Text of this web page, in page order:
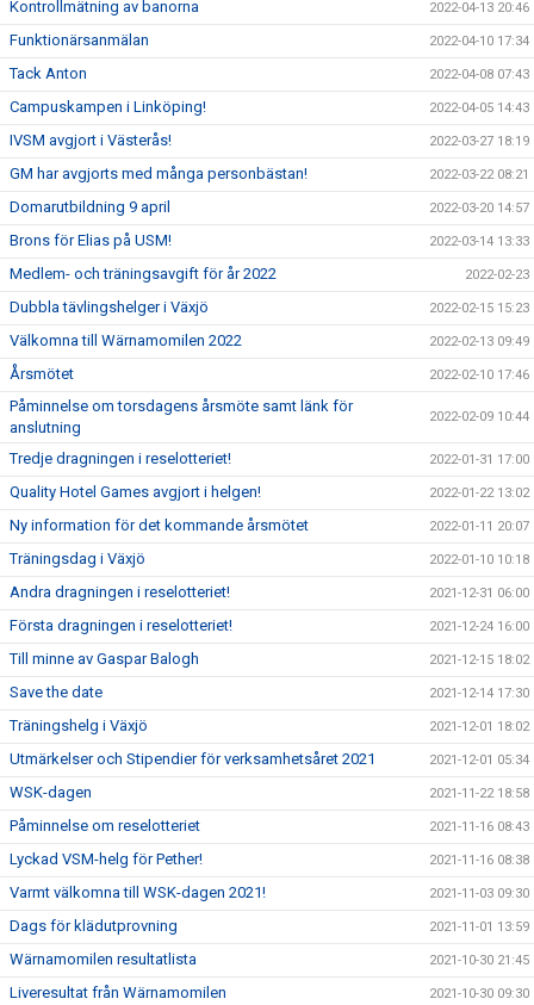
Kontrollmätning av banorna 2022-04-13 20:46
Funktionärsanmälan 2022-04-10 17:34
Tack Anton 2022-04-08 07:43
Campuskampen i Linköping! 2022-04-05 14:43
IVSM avgjort i Västerås! 2022-03-27 18:19
GM har avgjorts med många personbästan! 2022-03-22 08:21
Domarutbildning 9 april 2022-03-20 14:57
Brons för Elias på USM! 2022-03-14 13:33
Medlem- och träningsavgift för år 2022 2022-02-23
Dubbla tävlingshelger i Växjö 2022-02-15 15:23
Välkomna till Wärnamomilen 2022 2022-02-13 09:49
Årsmötet 2022-02-10 17:46
Påminnelse om torsdagens årsmöte samt länk för
anslutning
2022-02-09 10:44
Tredje dragningen i reselotteriet! 2022-01-31 17:00
Quality Hotel Games avgjort i helgen! 2022-01-22 13:02
Ny information för det kommande årsmötet 2022-01-11 20:07
Träningsdag i Växjö 2022-01-10 10:18
Andra dragningen i reselotteriet! 2021-12-31 06:00
Första dragningen i reselotteriet! 2021-12-24 16:00
Till minne av Gaspar Balogh 2021-12-15 18:02
Save the date 2021-12-14 17:30
Träningshelg i Växjö 2021-12-01 18:02
Utmärkelser och Stipendier för verksamhetsåret 2021 2021-12-01 05:34
WSK-dagen 2021-11-22 18:58
Påminnelse om reselotteriet 2021-11-16 08:43
Lyckad VSM-helg för Pether! 2021-11-16 08:38
Varmt välkomna till WSK-dagen 2021! 2021-11-03 09:30
Dags för klädutprovning 2021-11-01 13:59
Wärnamomilen resultatlista 2021-10-30 21:45
Liveresultat från Wärnamomilen 2021-10-30 09:30